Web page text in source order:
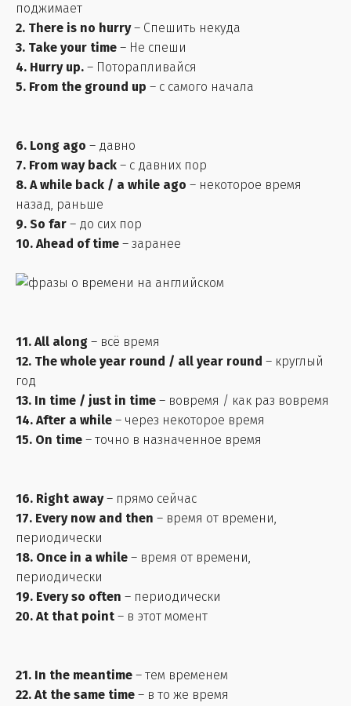
поджимает
2. There is no hurry– Спешить некуда
3. Take your time – Не спеши
4. Hurry up. – Поторапливайся
5. From the ground up – с самого начала
6. Long ago – давно
7. From way back – с давних пор
8. A while back / a while ago – некоторое время
назад, раньше
9. So far – до сих пор
10. Ahead of time – заранее
11. All along – всё время
12. The whole year round / all year round – круглый
год
13. In time / just in time – вовремя / как раз вовремя
14. After a while – через некоторое время
15. On time – точно в назначенное время
16. Right away– прямо сейчас
17. Every now and then – время от времени,
периодически
18. Once in a while – время от времени,
периодически
19. Every so often – периодически
20. At that point – в этот момент
21. In the meantime – тем временем
22. At the same time – в то же время